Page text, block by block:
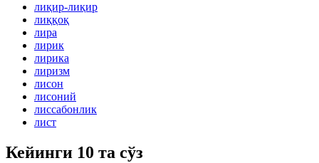
лиқир-лиқир
лиққоқ
лира
лирик
лирика
лиризм
лисон
лисоний
лиссабонлик
лист
Кейинги 10 та сўз